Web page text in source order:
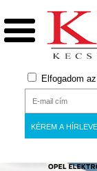
Elfogadom az